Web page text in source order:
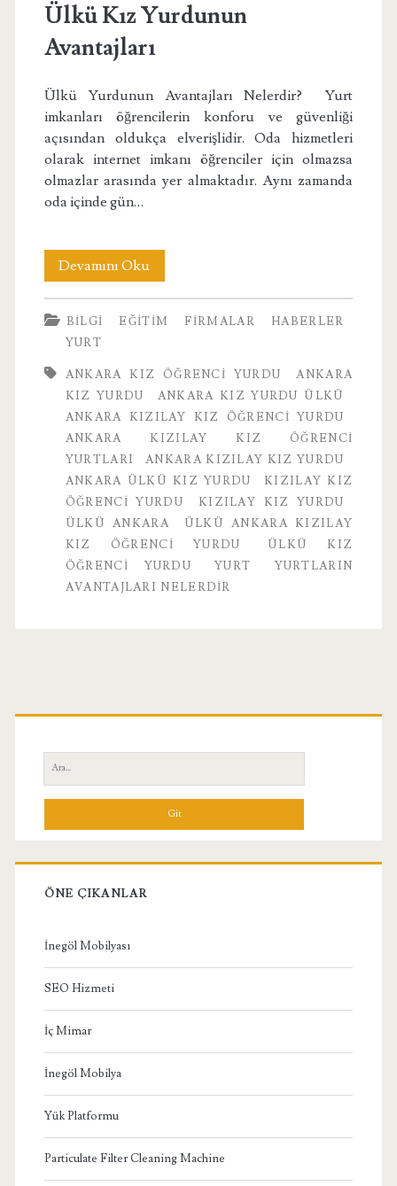
Ülkü Kız Yurdunun
Avantajları
Ülkü Yurdunun Avantajları Nelerdir? Yurt
imkanları öğrencilerin konforu ve güvenliği
açısından oldukça elverişlidir. Oda hizmetleri
olarak internet imkanı öğrenciler için olmazsa
olmazlar arasında yer almaktadır. Aynı zamanda
oda içinde gün…
Devamını OkuÜlkü
Kız
Yurdunun
BILGI EĞITIM FIRMALAR
HABERLER
YURT
ANKARA KIZ ÖĞRENCI YURDU
ANKARA
KIZ YURDU
ANKARA KIZ YURDU ÜLKÜ
ANKARA KIZILAY KIZ ÖĞRENCI YURDU
ANKARA KIZILAY KIZ ÖĞRENCI
YURTLARI
ANKARA KIZILAY KIZ YURDU
ANKARA ÜLKÜ KIZ YURDU
KIZILAY KIZ
ÖĞRENCI YURDU
KIZILAY KIZ YURDU
ÜLKÜ ANKARA
ÜLKÜ ANKARA KIZILAY
KIZ ÖĞRENCI YURDU
ÜLKÜ KIZ
ÖĞRENCI YURDU
YURT
YURTLARIN
AVANTAJLARI NELERDIR
Birincil
Yan
Menü
Ara:
ÖNE ÇIKANLAR
İnegöl Mobilyası
SEO Hizmeti
İç Mimar
İnegöl Mobilya
Yük Platformu
Particulate Filter Cleaning Machine